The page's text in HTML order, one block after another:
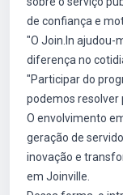
de confiança e
"O Join.In ajudou-
diferença no
"Participar do
podemos resolver
O envolvimento
geração de
inovação e
em Joinville.